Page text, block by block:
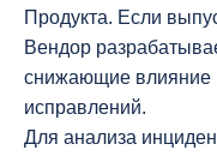
Продукта. Если
Вендор
снижающие влияние
исправлений.
Для анализа